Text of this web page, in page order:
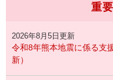
重
2026年8月5日更新
令和8年熊本地震に係る支
新）